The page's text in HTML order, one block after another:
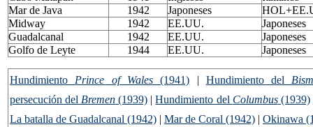
Mar de Java
1942 Japoneses
Midway
1942 EE.UU.
Japoneses
Guadalcanal
1942 EE.UU.
Japoneses
Golfo de Leyte
1944 EE.UU. Japoneses
Hundimiento Prince of Wales(1941) | Hundimiento del
persecución del Bremen (1939) |Hundimiento del Columbus(1939)
La batalla de Guadalcanal (1942) | Mar de Coral (1942) | Okinawa